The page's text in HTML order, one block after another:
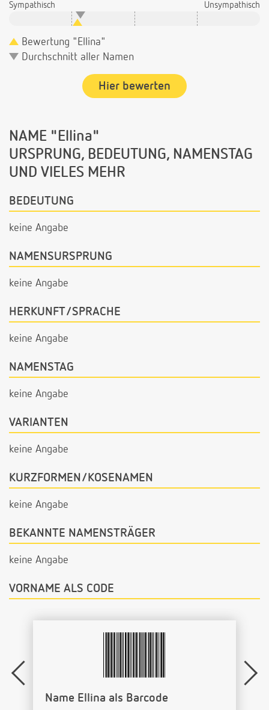
Sympathisch Unsympathisch
Bewertung "Ellina"
Durchschnitt aller Namen
Hier bewerten
NAME "Ellina"
URSPRUNG, BEDEUTUNG, NAMENSTAG
UND VIELES MEHR
BEDEUTUNG
keine Angabe
NAMENSURSPRUNG
keine Angabe
HERKUNFT/SPRACHE
keine Angabe
NAMENSTAG
keine Angabe
VARIANTEN
keine Angabe
KURZFORMEN/KOSENAMEN
keine Angabe
BEKANNTE NAMENSTRÄGER
keine Angabe
VORNAME ALS CODE
Name Ellina als Barcode